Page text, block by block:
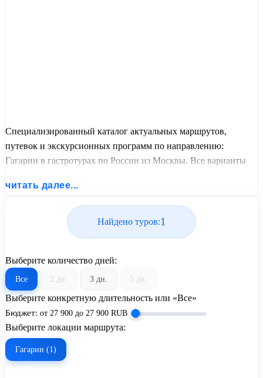
Специализированный каталог актуальных маршрутов,
путевок и экскурсионных программ по направлению:
Гагарин в гастротурах по России из Москвы. Все варианты
автобусным проездом и актуальным графиком заездов от
United Travel Systems.
читать далее...
Найдено туров:1
Выберите количество дней:
Все 2 дн. 3 дн. 5 дн.
Выберите конкретную длительность или «Все»
Бюджет: от 27 900 до 27 900 RUB
Выберите локации маршрута:
Гагарин (1)